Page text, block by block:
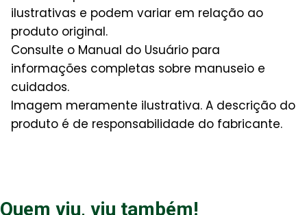
ilustrativas e podem variar em relação ao
produto original.
Consulte o Manual do Usuário para
informações completas sobre manuseio e
cuidados.
Imagem meramente ilustrativa. A descrição do
produto é de responsabilidade do fabricante.
Quem viu, viu também!